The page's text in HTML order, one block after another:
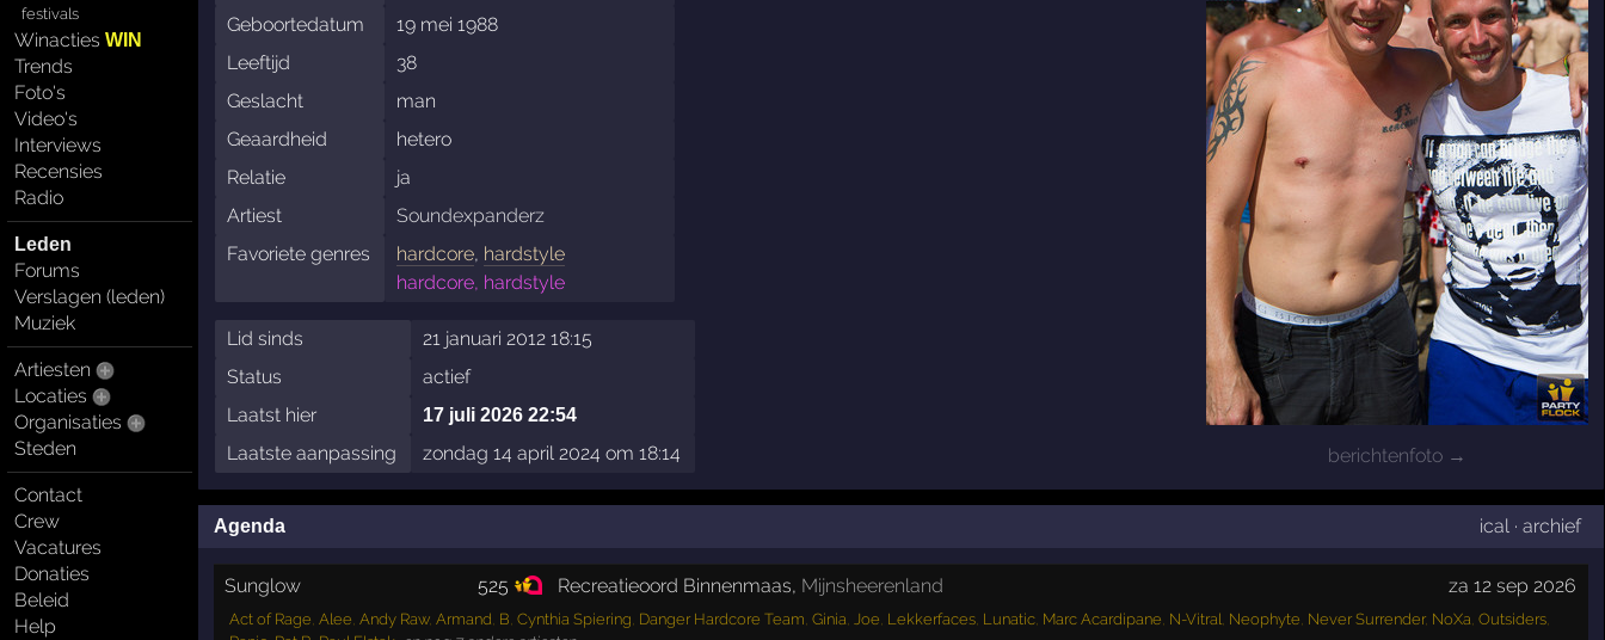
festivals
WinactiesWIN
Trends
Foto's
Video's
Interviews
Recensies
Radio
Leden
Forums
Verslagen (leden)
Muziek
Artiesten
Locaties
Organisaties
Steden
Contact
Crew
Vacatures
Donaties
Beleid
Help
berichtenfoto →
Geboortedatum
19 mei 1988
Leeftijd
38
Geslacht
man
Geaardheid
hetero
Relatie
ja
Artiest
Soundexpanderz
Favoriete genres
hardcore, hardstyle
hardcore, hardstyle
Lid sinds
21 januari 2012 18:15
Status
actief
Laatst hier
17 juli 2026 22:54
Laatste aanpassing zondag 14 april 2024 om 18:14
Agenda ical· archief
Sunglow 525 Recreatieoord Binnenmaas, Mijnsheerenland za 12 sep 2026
Act of Rage, Alee, Andy Raw, Armand, B, Cynthia Spiering, Danger Hardcore Team, Ginia, Joe, Lekkerfaces, Lunatic, Marc Acardipane, N-Vitral, Neophyte, Never Surrender, NoXa, Outsiders,